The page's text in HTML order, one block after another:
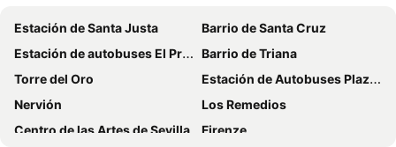
Hotel Europa
Hotel y Apartamentos Doña Lola
Hotel San Pablo Sevilla
Hostel Ikigai
Hesperia Sevilla
Apartamentos Resitur
Vincci Selección Unuk
Hotel M.A. Sevilla Congresos
Hotel Rey Alfonso X
Petit Palace Puerta de Triana
Estación de Santa Justa
Barrio de Santa Cruz
Estación de autobuses El Prado de San Sebastián
Barrio de Triana
Torre del Oro
Estación de Autobuses Plaza de Armas
Nervión
Los Remedios
Centro de las Artes de Sevilla
Firenze